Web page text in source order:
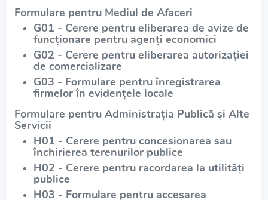
Formulare pentru Mediul de Afaceri
G01 - Cerere pentru eliberarea de avize de
funcționare pentru agenți economici
G02 - Cerere pentru eliberarea autorizației
de comercializare
G03 - Formulare pentru înregistrarea
firmelor în evidențele locale
Formulare pentru Administrația Publică și Alte
Servicii
H01 - Cerere pentru concesionarea sau
închirierea terenurilor publice
H02 - Cerere pentru racordarea la utilități
publice
H03 - Formulare pentru accesarea